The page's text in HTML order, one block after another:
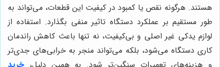
هستند. هرگونه نقص یا کمبود در کیفیت این قطعات، می‌تواند به
طور مستقیم بر عملکرد دستگاه تاثیر منفی بگذارد. استفاده از
لوازم یدکی غیر اصلی و بی‌کیفیت، نه تنها باعث کاهش راندمان
کاری دستگاه می‌شود، بلکه می‌تواند منجر به خرابی‌های جدی‌تر